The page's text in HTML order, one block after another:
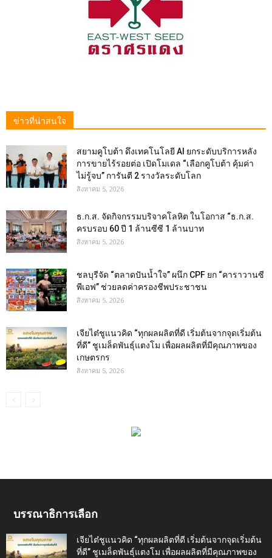
ข่าวที่น่าสนใจ
สยามคูโบต้า ดึงเทคโนโลยี AI ยกระดับบริการหลัง
การขายไร้รอยต่อ เปิดโมเดล “เลือกคูโบต้า คุ้มค่า
ไม่รู้จบ” การันตี 2 รางวัลระดับโลก
สิงหาคม 5, 2026
ธ.ก.ส. จัดกิจกรรมบริจาคโลหิต ในโอกาส “ธ.ก.ส.
ครบรอบ 60 ปี 1 ล้านซีซี 1 ล้านบาท
สิงหาคม 5, 2026
ชลบุรีจัด “ตลาดปันน้ำใจ” ผนึก CPF ยก “คาราวานซี
พีเอฟ” ช่วยลดค่าครองชีพประชาชน
สิงหาคม 5, 2026
เจียไต๋ชูแนวคิด “ทุกผลผลิตที่ดี เริ่มต้นจากจุดเริ่มต้น
ที่ดี” ชูเมล็ดพันธุ์แตงโม เพื่อผลผลิตที่มีคุณภาพของ
เกษตรกร
สิงหาคม 5, 2026
บรรณาธิการเลือก
เจียไต๋ชูแนวคิด “ทุกผลผลิตที่ดี เริ่มต้นจากจุดเริ่มต้น
ที่ดี” ชูเมล็ดพันธุ์แตงโม เพื่อผลผลิตที่มีคุณภาพของ